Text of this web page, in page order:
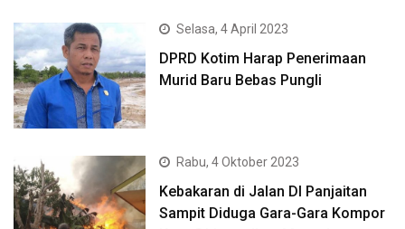
Selasa, 4 April 2023
DPRD Kotim Harap Penerimaan
Murid Baru Bebas Pungli
Rabu, 4 Oktober 2023
Kebakaran di Jalan DI Panjaitan
Sampit Diduga Gara-Gara Kompor